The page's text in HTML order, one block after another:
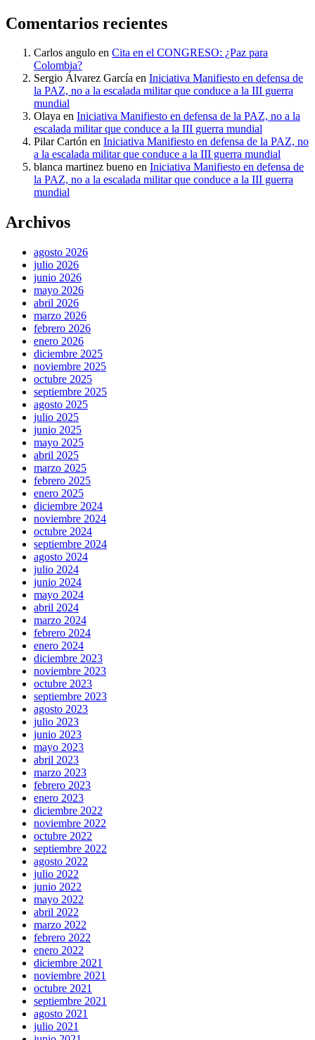
Comentarios recientes
Carlos angulo en Cita en el CONGRESO: ¿Paz para
Colombia?
Sergio Álvarez García en Iniciativa Manifiesto en defensa de
la PAZ, no a la escalada militar que conduce a la III guerra
mundial
Olaya en Iniciativa Manifiesto en defensa de la PAZ, no a la
escalada militar que conduce a la III guerra mundial
Pilar Cartón en Iniciativa Manifiesto en defensa de la PAZ, no
a la escalada militar que conduce a la III guerra mundial
blanca martinez bueno en Iniciativa Manifiesto en defensa de
la PAZ, no a la escalada militar que conduce a la III guerra
mundial
Archivos
agosto 2026
julio 2026
junio 2026
mayo 2026
abril 2026
marzo 2026
febrero 2026
enero 2026
diciembre 2025
noviembre 2025
octubre 2025
septiembre 2025
agosto 2025
julio 2025
junio 2025
mayo 2025
abril 2025
marzo 2025
febrero 2025
enero 2025
diciembre 2024
noviembre 2024
octubre 2024
septiembre 2024
agosto 2024
julio 2024
junio 2024
mayo 2024
abril 2024
marzo 2024
febrero 2024
enero 2024
diciembre 2023
noviembre 2023
octubre 2023
septiembre 2023
agosto 2023
julio 2023
junio 2023
mayo 2023
abril 2023
marzo 2023
febrero 2023
enero 2023
diciembre 2022
noviembre 2022
octubre 2022
septiembre 2022
agosto 2022
julio 2022
junio 2022
mayo 2022
abril 2022
marzo 2022
febrero 2022
enero 2022
diciembre 2021
noviembre 2021
octubre 2021
septiembre 2021
agosto 2021
julio 2021